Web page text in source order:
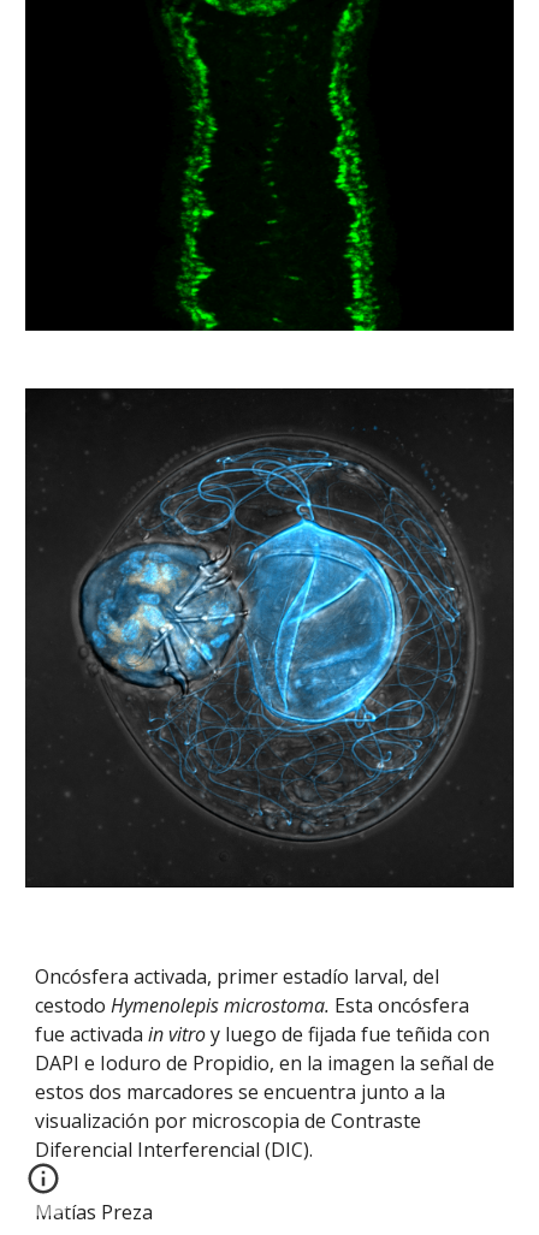
Oncósfera activada, primer estadío larval, del
cestodoHymenolepis microstoma. Esta oncósfera
fue activadain vitroy luego de fijada fue teñida con
DAPI e Ioduro de Propidio, en la imagen la señal de
estos dos marcadores se encuentra junto a la
visualización por microscopia de Contraste
Diferencial Interferencial (DIC).
Matías Preza